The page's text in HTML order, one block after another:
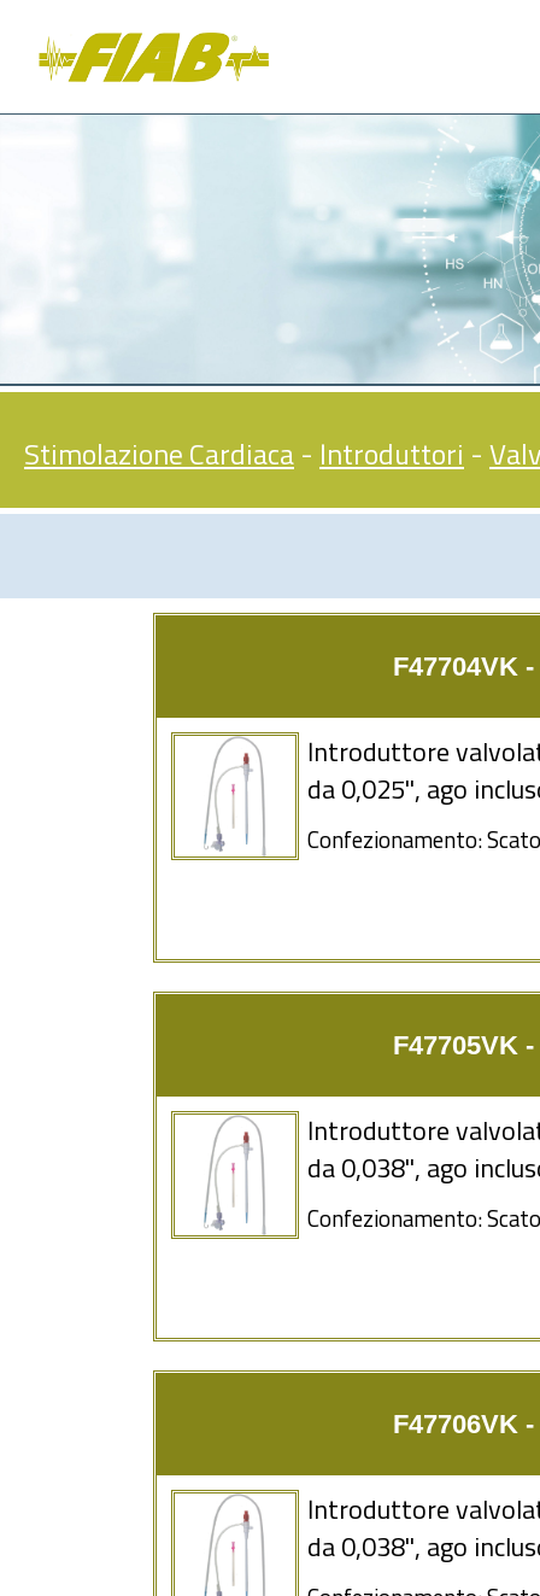
Stimolazione Cardiaca - Introduttori -
F47704VK
Introduttore
da 0,025'', ago
Confezionamento:
F47705VK
Introduttore
da 0,038'', ago
Confezionamento:
F47706VK
Introduttore
da 0,038'', ago